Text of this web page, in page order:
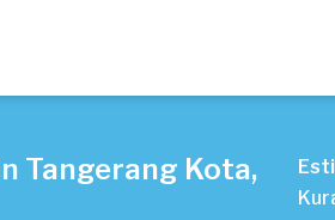
Tangerang Kota,